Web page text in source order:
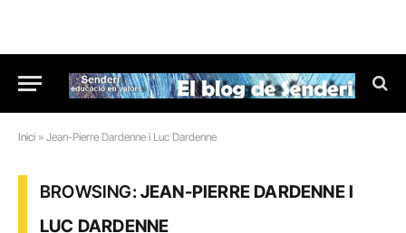
Inici » Jean-Pierre Dardenne i Luc Dardenne
BROWSING:JEAN-PIERRE DARDENNE I
LUC DARDENNE